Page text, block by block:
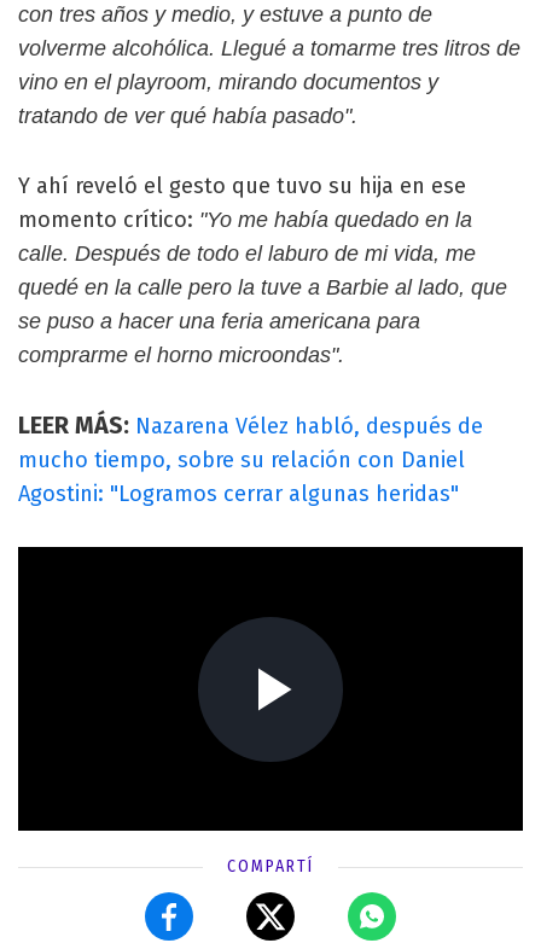
con tres años y medio, y estuve a punto de
volverme alcohólica. Llegué a tomarme tres litros de
vino en el playroom, mirando documentos y
tratando de ver qué había pasado".
Y ahí reveló el gesto que tuvo su hija en ese
momento crítico: "Yo me había quedado en la
calle. Después de todo el laburo de mi vida, me
quedé en la calle pero la tuve a Barbie al lado, que
se puso a hacer una feria americana para
comprarme el horno microondas".
LEER MÁS: Nazarena Vélez habló, después de
mucho tiempo, sobre su relación con Daniel
Agostini: "Logramos cerrar algunas heridas"
COMPARTÍ